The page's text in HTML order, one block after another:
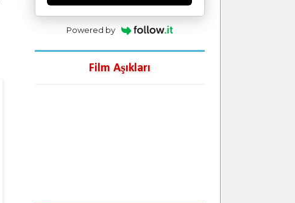
Powered by
Film Aşıkları